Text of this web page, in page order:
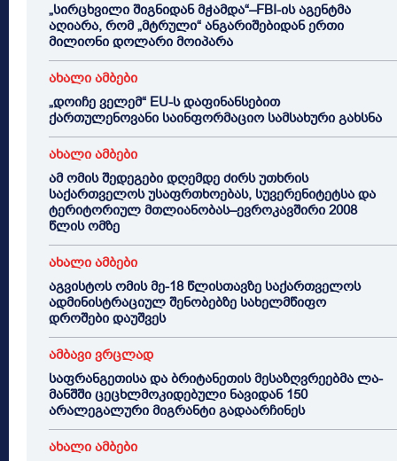
„სირცხვილი შიგნიდან მჭამდა“–FBI-ის აგენტმა
აღიარა, რომ „მტრული“ ანგარიშებიდან ერთი
მილიონი დოლარი მოიპარა
ახალი ამბები
„დოიჩე ველემ“ EU-ს დაფინანსებით
ქართულენოვანი საინფორმაციო სამსახური გახსნა
ახალი ამბები
ამ ომის შედეგები დღემდე ძირს უთხრის
საქართველოს უსაფრთხოებას, სუვერენიტეტსა და
ტერიტორიულ მთლიანობას–ევროკავშირი 2008
წლის ომზე
ახალი ამბები
აგვისტოს ომის მე-18 წლისთავზე საქართველოს
ადმინისტრაციულ შენობებზე სახელმწიფო
დროშები დაუშვეს
ამბავი ვრცლად
საფრანგეთისა და ბრიტანეთის მესაზღვრეებმა ლა-
მანშში ცეცხლმოკიდებული ნავიდან 150
არალეგალური მიგრანტი გადაარჩინეს
ახალი ამბები